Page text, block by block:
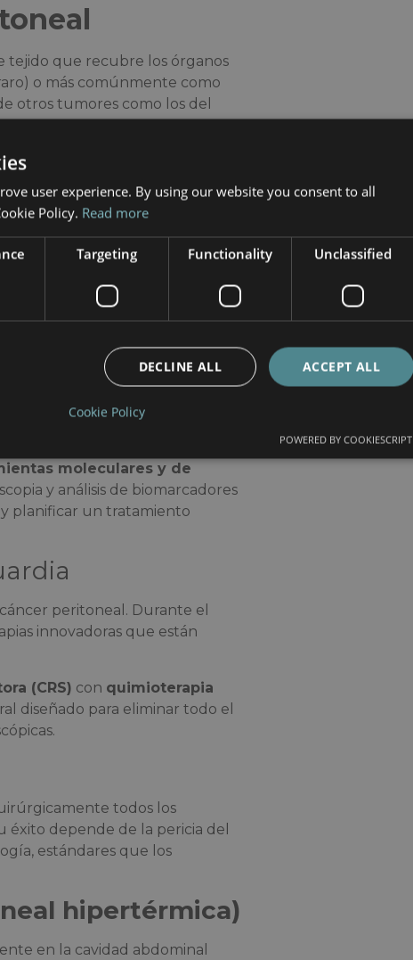
tejido que recubre los órganos
o más comúnmente como
otros tumores como los del
malignas peritoneales
la superficie del peritoneo, lo
requiere...un enfoque
e investigación clínica: el
vagos que pueden
a tiempo: hinchazón o
dolor o sensación de
fatiga y debilidad, y pérdida
es difícil. En los
moleculares y de
y análisis de biomarcadores
planificar un tratamiento
peritoneal. Durante el
innovadoras que están
(CRS) con quimioterapia
diseñado para eliminar todo el
todos los
éxito depende de la pericia del
estándares que los
hipertérmica)
en la cavidad abdominal
user experience. By using our website you consent to all
Policy. Read more
Targeting Functionality Unclassified
ACCEPT ALL
DECLINE ALL
Cookie Policy
POWERED BY COOKIESCRIPT